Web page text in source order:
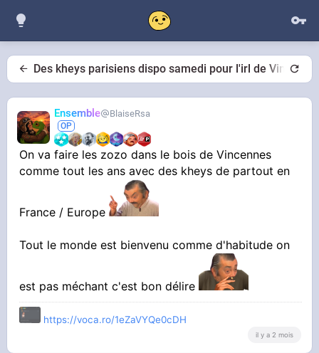
Des kheys parisiens dispo samedi pour l'irl de
Ensemble BlaiseRsa
On va faire les zozo dans le bois de Vincennes
comme tout les ans avec des kheys de partout en
France / Europe
Tout le monde est bienvenu comme d'habitude on
est pas méchant c'est bon délire
https://voca.ro/1eZaVYQe0cDH
il y a 2 mois